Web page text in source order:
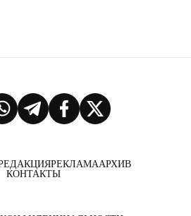
РЕКЛАМААРХИВ
КОНТАКТЫ